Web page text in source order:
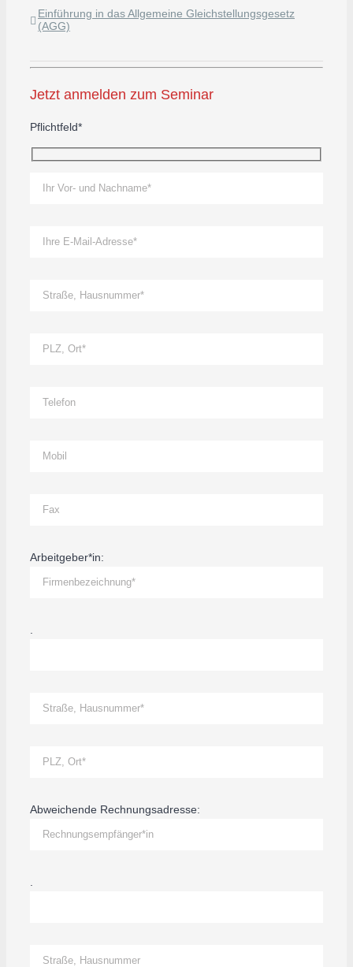
Einführung in das Allgemeine Gleichstellungsgesetz
(AGG)
Jetzt anmelden zum Seminar
Pflichtfeld*
Arbeitgeber*in:
Abweichende Rechnungsadresse: